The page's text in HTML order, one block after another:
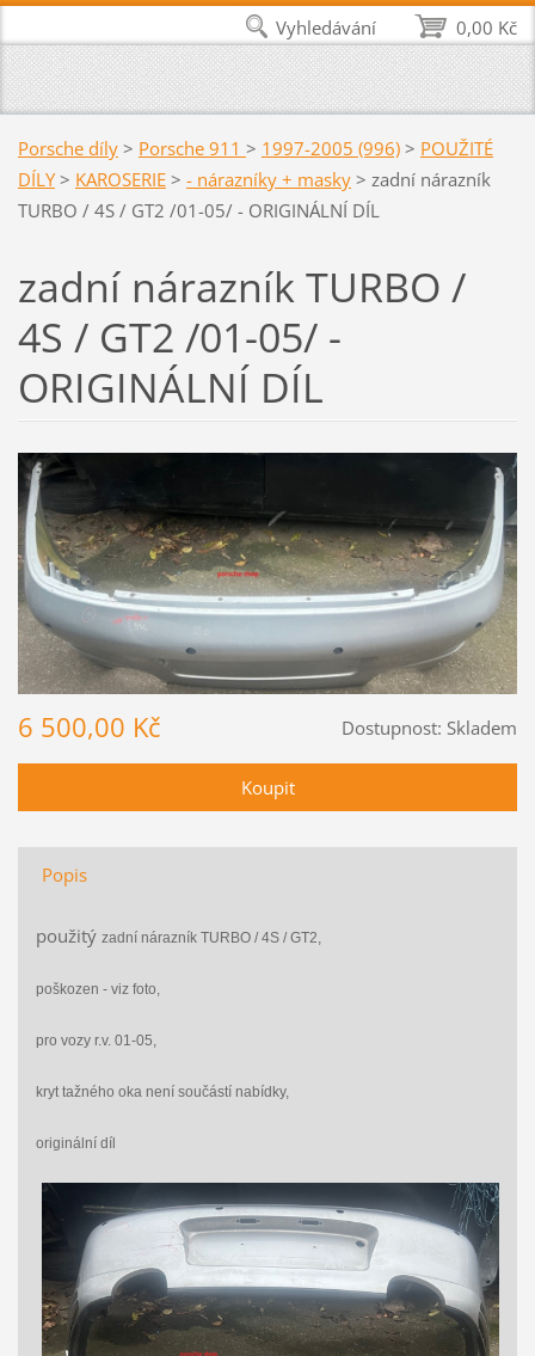
Porsche díly > Porsche 911 > 1997-2005 (996) > POUŽITÉ
DÍLY > KAROSERIE > - nárazníky + masky > zadní nárazník
TURBO / 4S / GT2 /01-05/ - ORIGINÁLNÍ DÍL
zadní nárazník TURBO /
4S / GT2 /01-05/ -
ORIGINÁLNÍ DÍL
Dostupnost: Skladem
6 500,00 Kč
Popis
použitý zadní nárazník TURBO / 4S / GT2,
poškozen - viz foto,
pro vozy r.v. 01-05,
kryt tažného oka není součástí nabídky,
originální díl
0,00 Kč
Vyhledávání